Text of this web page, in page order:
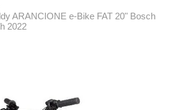
ARANCIONE e-Bike FAT 20" Bosch
2022